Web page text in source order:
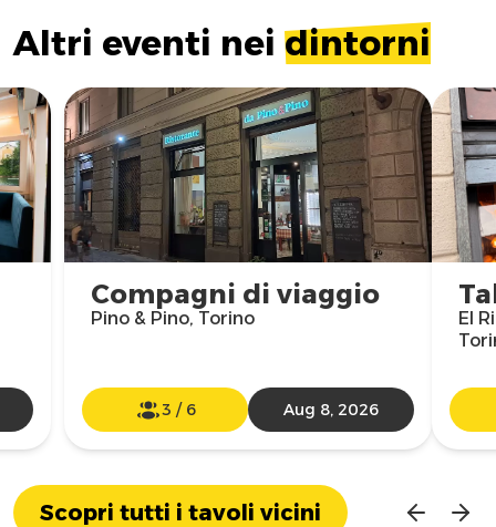
Altri eventi nei dintorni
Compagni di viaggio
Pino & Pino, Torino
3 / 6 Aug 8, 2026
El
Scopri tutti i tavoli vicini